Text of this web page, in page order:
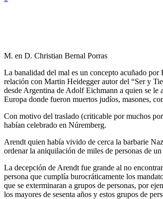
M. en D. Christian Bernal Porras
La banalidad del mal es un concepto acuñado
relación con Martin Heidegger autor del “Ser y
desde Argentina de Adolf Eichmann a quien se le
Europa donde fueron muertos judíos, masones,
Con motivo del traslado (criticable por muchos
habían celebrado en Núremberg.
Arendt quien había vivido de cerca la barbarie
ordenar la aniquilación de miles de personas de
La decepción de Arendt fue grande al no
persona que cumplía burocráticamente los
que se exterminaran a grupos de personas, por
los mayores de sesenta años y estos grupos de